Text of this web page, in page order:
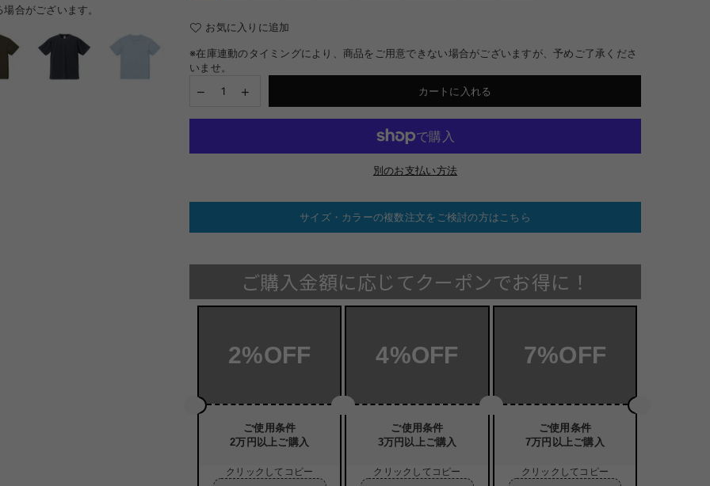
合がございます。
お気に入りに追加
※在庫連動のタイミングにより、商品をご用意できない場合がございますが、予めご了承くださ
いませ。
カートに入れる
別のお支払い方法
サイズ・カラーの複数注文をご検討の方はこちら
ご購入金額に応じてクーポンでお得に！
2%OFF
ご使用条件
2万円以上ご購入
クリックしてコピー
4%OFF
ご使用条件
3万円以上ご購入
クリックしてコピー
7%OFF
ご使用条件
7万円以上ご購入
クリックしてコピー